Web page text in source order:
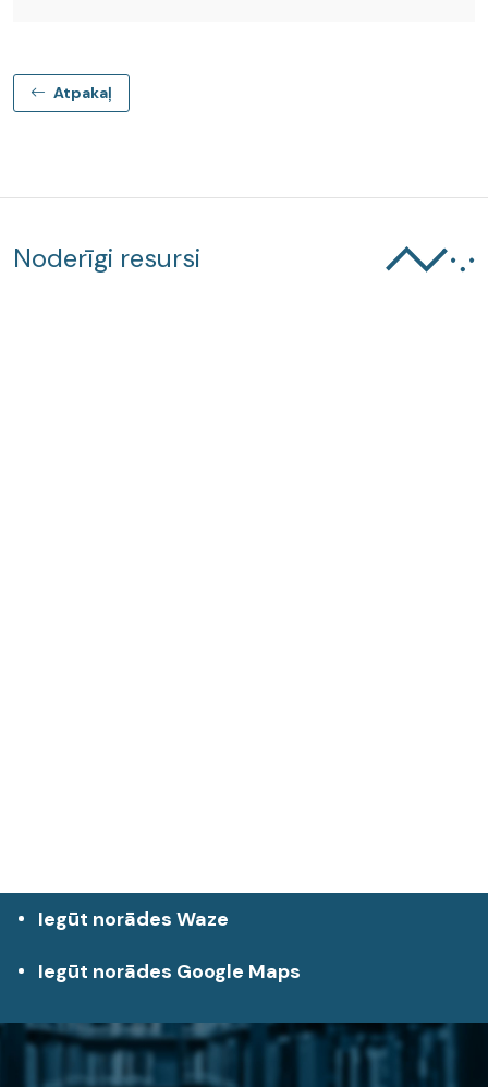
Atpakaļ
Noderīgi resursi
Iegūt norādes Waze
Iegūt norādes Google Maps